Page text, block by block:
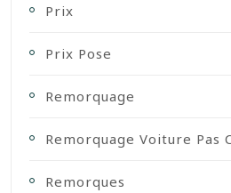
Prix
Prix Pose
Remorquage
Remorquage Voiture Pas
Remorques